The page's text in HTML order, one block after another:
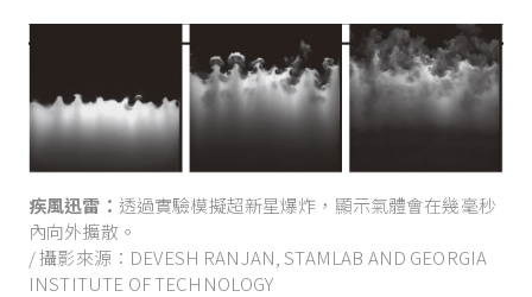
疾風迅雷： 透過實驗模擬超新星爆炸，顯示氣體會在幾毫秒
內向外擴散。
/ 攝影來源：DEVESH RANJAN, STAMLAB AND GEORGIA
INSTITUTE OF TECHNOLOGY